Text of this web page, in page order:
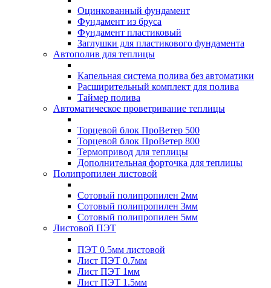
Оцинкованный фундамент
Фундамент из бруса
Фундамент пластиковый
Заглушки для пластикового фундамента
Автополив для теплицы
Капельная система полива без автоматики
Расширительный комплект для полива
Таймер полива
Автоматическое проветривание теплицы
Торцевой блок ПроВетер 500
Торцевой блок ПроВетер 800
Термопривод для теплицы
Дополнительная форточка для теплицы
Полипропилен листовой
Сотовый полипропилен 2мм
Сотовый полипропилен 3мм
Сотовый полипропилен 5мм
Листовой ПЭТ
ПЭТ 0.5мм листовой
Лист ПЭТ 0.7мм
Лист ПЭТ 1мм
Лист ПЭТ 1.5мм